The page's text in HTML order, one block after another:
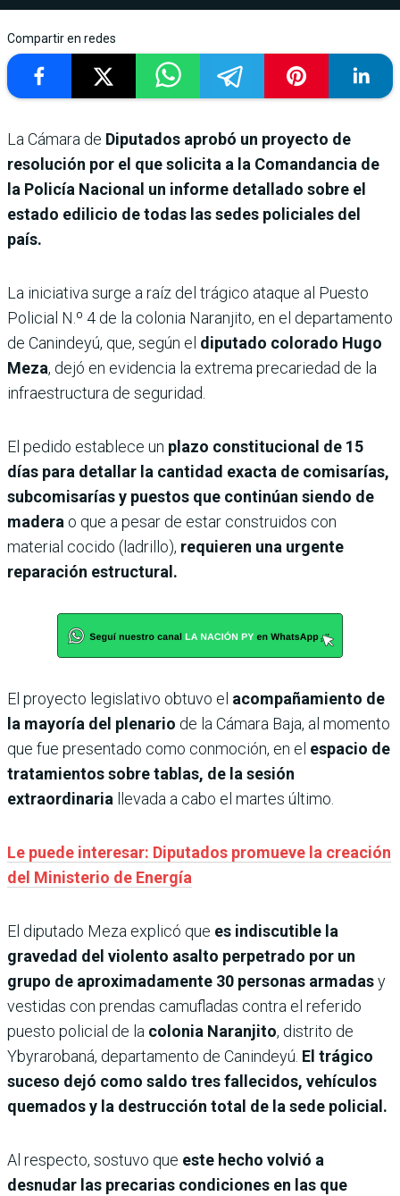
Compartir en redes
La Cámara de Diputados aprobó un proyecto de
resolución por el que solicita a la Comandancia de
la Policía Nacional un informe detallado sobre el
estado edilicio de todas las sedes policiales del
país.
La iniciativa surge a raíz del trágico ataque al Puesto
Policial N.º 4 de la colonia Naranjito, en el departamento
de Canindeyú, que, según el diputado colorado Hugo
Meza, dejó en evidencia la extrema precariedad de la
infraestructura de seguridad.
El pedido establece un plazo constitucional de 15
días para detallar la cantidad exacta de comisarías,
subcomisarías y puestos que continúan siendo de
madera o que a pesar de estar construidos con
material cocido (ladrillo), requieren una urgente
reparación estructural.
El proyecto legislativo obtuvo el acompañamiento de
la mayoría del plenario de la Cámara Baja, al momento
que fue presentado como conmoción, en el espacio de
tratamientos sobre tablas, de la sesión
extraordinaria
llevada a cabo el martes último.
Le puede interesar: Diputados promueve la creación
del Ministerio de Energía
El diputado Meza explicó que es indiscutible la
gravedad del violento asalto perpetrado por un
grupo de aproximadamente 30 personas armadasy
vestidas con prendas camufladas contra el referido
puesto policial de la colonia Naranjito, distrito de
Ybyrarobaná, departamento de Canindeyú. El trágico
suceso dejó como saldo tres fallecidos, vehículos
quemados y la destrucción total de la sede policial.
Al respecto, sostuvo que este hecho volvió a
desnudar las precarias condiciones en las que